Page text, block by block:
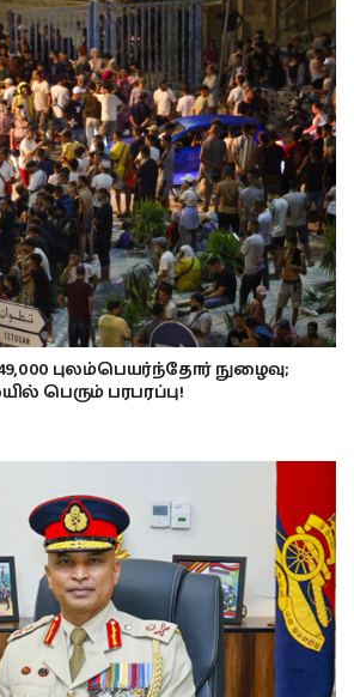
புலம்பெயர்ந்தோர் நுழைவு;
பெரும் பரபரப்பு!